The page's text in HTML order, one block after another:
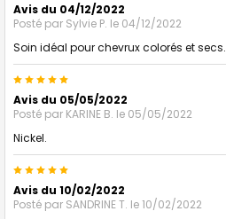
Avis du 04/12/2022
Posté par Sylvie P. le 04/12/2022
Soin idéal pour chevrux colorés et secs.
5
Avis du 05/05/2022
Posté par KARINE B. le 05/05/2022
Nickel.
5
Avis du 10/02/2022
Posté par SANDRINE T. le 10/02/2022